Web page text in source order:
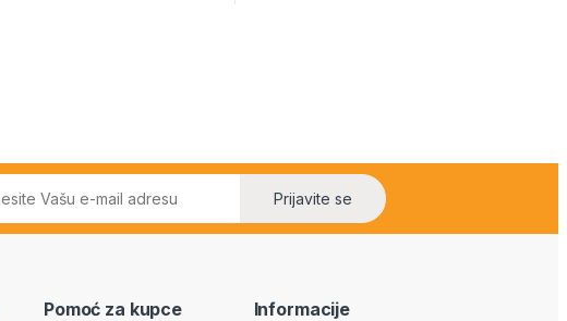
Prijavite se
Pomoć za kupce Informacije